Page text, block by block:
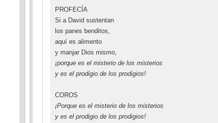
PROFECÍA
Si a David sustentan
los panes benditos,
aquí es alimento
y manjar Dios mismo,
¡porque es el misterio de los misterios
y es el prodigio de los prodigios!
COROS
¡Porque es el misterio de los misterios
y es el prodigio de los prodigios!